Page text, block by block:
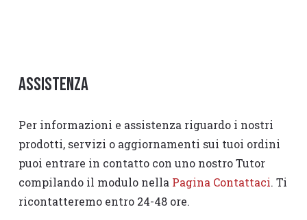
Assistenza
Per informazioni e assistenza riguardo i nostri
prodotti, servizi o aggiornamenti sui tuoi ordini
puoi entrare in contatto con uno nostro Tutor
compilando il modulo nella Pagina Contattaci. Ti
ricontatteremo entro 24-48 ore.